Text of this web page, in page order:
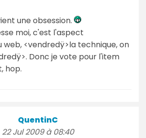
une obsession.
moi, c'est l'aspect
web, <vendredÿ>la technique, on
Donc je vote pour l'item
hop.
QuentinC
22 Jul 2009 à 08:40